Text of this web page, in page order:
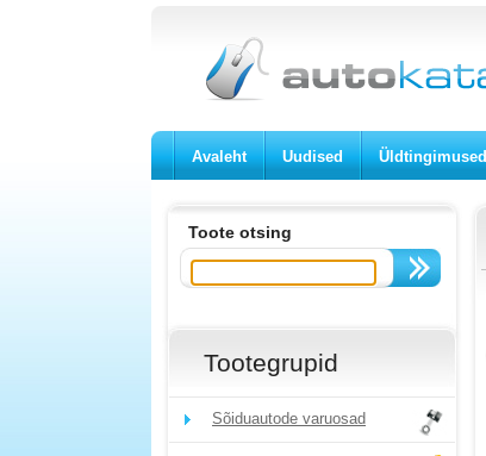
Avaleht Uudised Üldtingimused
Toote otsing
Tootegrupid
Sõiduautode varuosad